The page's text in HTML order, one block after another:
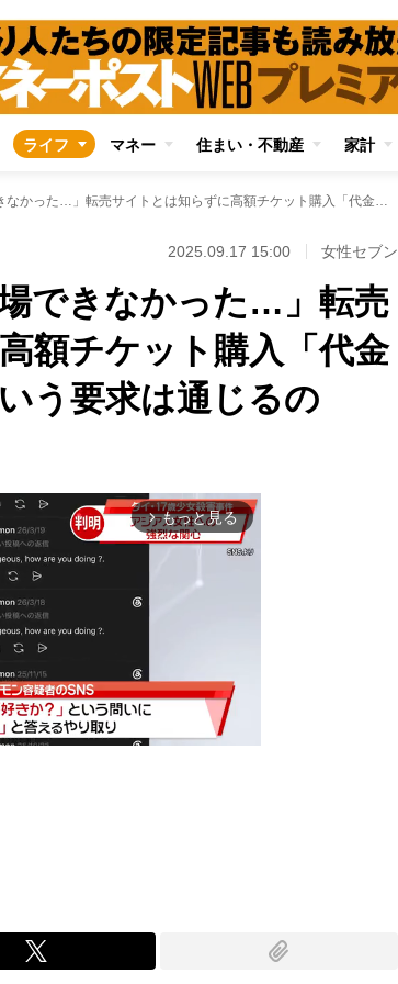
ライフ マネー 住まい・不動産 家計
「推しのライブに入場できなかった…」転売サイトとは知らずに高額チケット購入「代金を返してほしい」という要求は通じるのか？ 弁護士が解説
2025.09.17 15:00 女性セブン
できなかった…」転売
額チケット購入「代金
う要求は通じるの
arrow_forward_ios もっと見る